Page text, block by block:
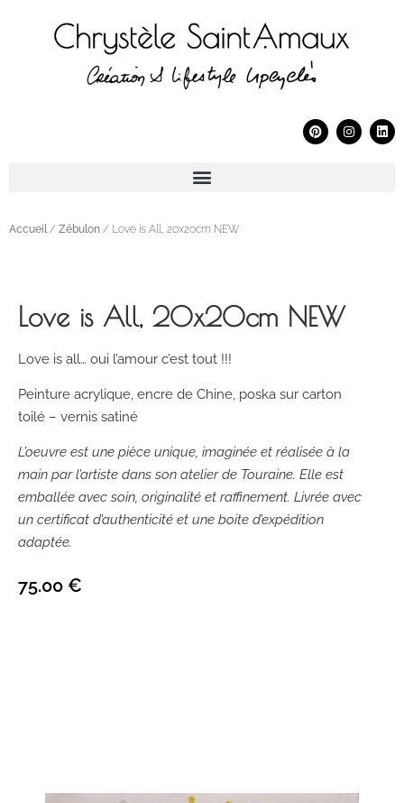
Accueil / Zébulon / Love is All, 20x20cm NEW
Love is All, 20x20cm NEW
Love is all… oui l’amour c’est tout !!!
Peinture acrylique, encre de Chine, poska sur carton
toilé – vernis satiné
L’oeuvre est une pièce unique, imaginée et réalisée à la
main par l’artiste dans son atelier de Touraine. Elle est
emballée avec soin, originalité et raffinement. Livrée avec
un certificat d’authenticité et une boite d’expédition
adaptée.
75.00 €